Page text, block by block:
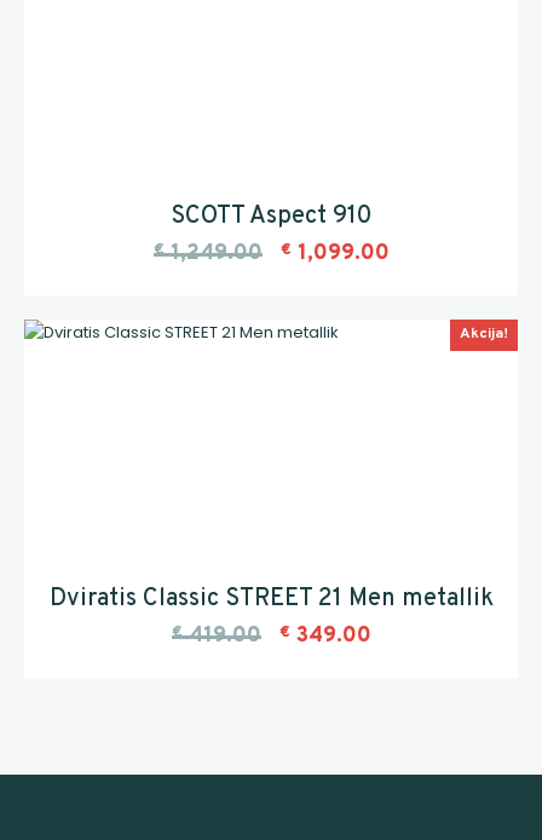
SCOTT Aspect 910
€ 1,249.00 € 1,099.00
Akcija!
Dviratis Classic STREET 21 Men metallik
€ 419.00 € 349.00